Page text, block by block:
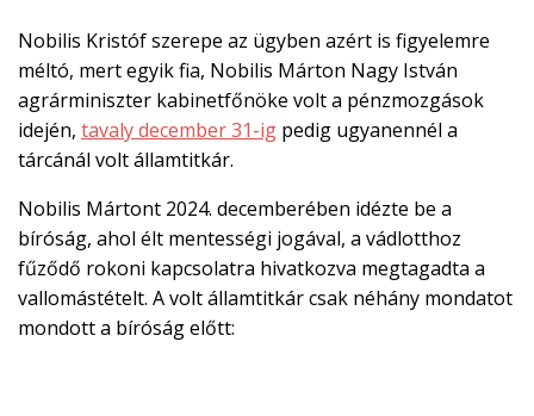
Nobilis Kristóf szerepe az ügyben azért is figyelemre
méltó, mert egyik fia, Nobilis Márton Nagy István
agrárminiszter kabinetfőnöke volt a pénzmozgások
idején, tavaly december 31-ig pedig ugyanennél a
tárcánál volt államtitkár.
Nobilis Mártont 2024. decemberében idézte be a
bíróság, ahol élt mentességi jogával, a vádlotthoz
fűződő rokoni kapcsolatra hivatkozva megtagadta a
vallomástételt. A volt államtitkár csak néhány mondatot
mondott a bíróság előtt: